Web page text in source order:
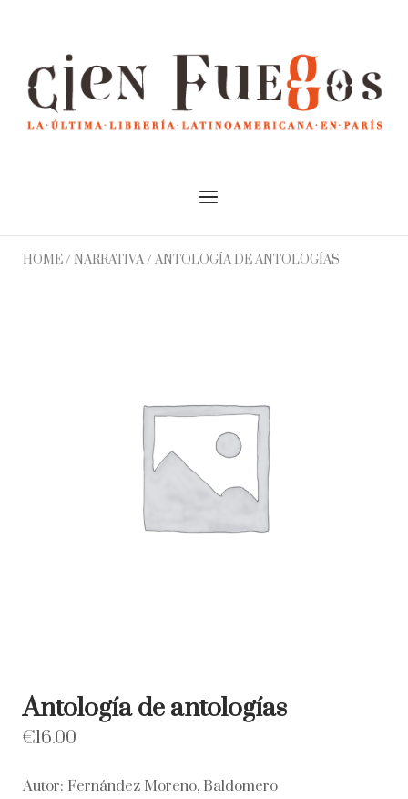
Menu
HOME/ NARRATIVA/ ANTOLOGÍA DE ANTOLOGÍAS
Antología de antologías
€16.00
Autor: Fernández Moreno, Baldomero